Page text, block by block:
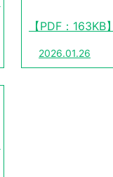
【PDF：163KB】
2026.01.26